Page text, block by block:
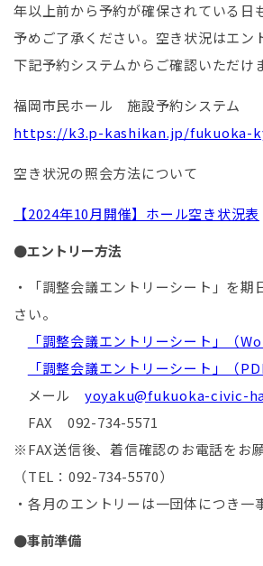
年以上前から予約が確保されている日
予めご了承ください。空き状況はエン
下記予約システムからご確認いただけ
福岡市民ホール 施設予約システム
https://k3.p-kashikan.jp/fukuoka-
空き状況の照会方法について
【2024年10月開催】ホール空き状況表
●エントリー方法
・「調整会議エントリーシート」を期
さい。
「調整会議エントリーシート」（
「調整会議エントリーシート」（
メール yoyaku@fukuoka-civic-
FAX 092-734-5571
※FAX送信後、着信確認のお電話をお
（TEL：092-734-5570）
・各月のエントリーは一団体につき一
●事前準備